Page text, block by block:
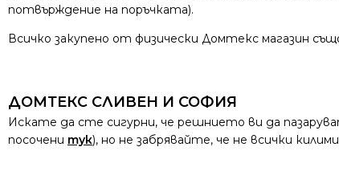
потвърждение на поръчката).
Всичко закупено от физически Домтекс магазин
ДОМТЕКС СЛИВЕН И СОФИЯ
Искате да сте сигурни, че решнието ви да
посочени тук), но не забрявайте, че не всички